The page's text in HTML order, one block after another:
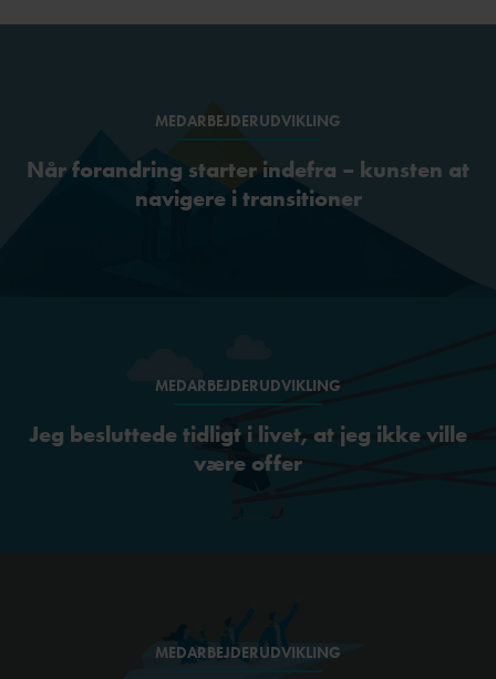
MEDARBEJDERUDVIKLING
Når forandring starter indefra – kunsten at
navigere i transitioner
MEDARBEJDERUDVIKLING
Jeg besluttede tidligt i livet, at jeg ikke ville
være offer
MEDARBEJDERUDVIKLING